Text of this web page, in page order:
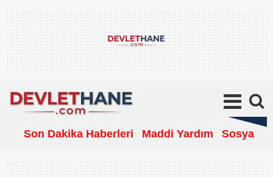
Son Dakika Haberleri Maddi Yardım Sosyal